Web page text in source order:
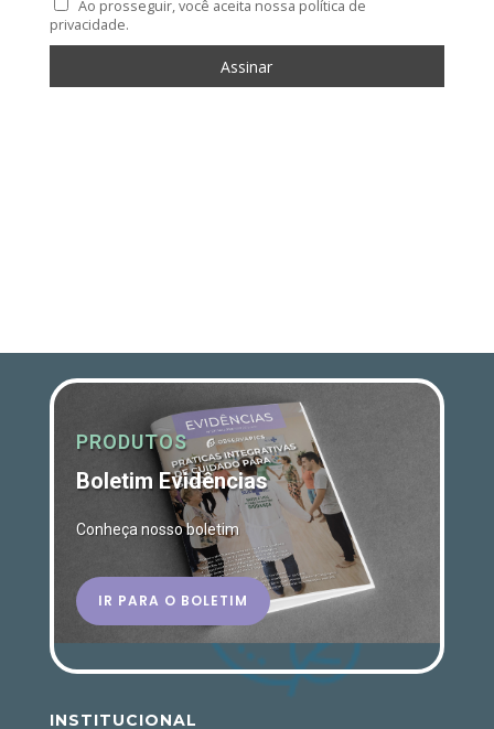
Ao prosseguir, você aceita nossa política de
privacidade.
PRODUTOS
Boletim Evidências
Conheça nosso boletim
IR PARA O BOLETIM
INSTITUCIONAL